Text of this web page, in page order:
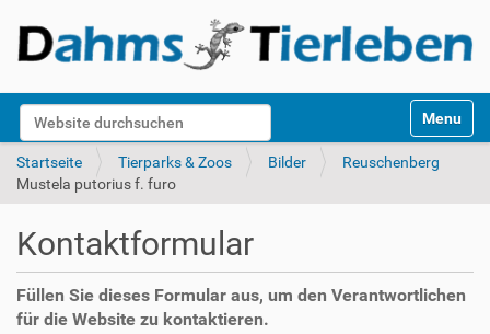
Website durchsuchen
k
Toggle
Startseite Tierparks & Zoos Bilder
Reuschenberg
Mustela putorius f. furo
Kontaktformular
Füllen Sie dieses Formular aus, um den Verantwortlichen
für die Website zu kontaktieren.